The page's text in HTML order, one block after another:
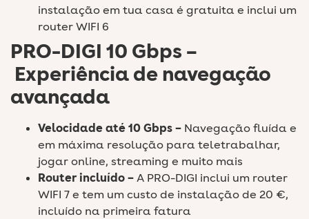
instalação em tua casa é gratuita e inclui um
router WIFI 6
PRO-DIGI 10 Gbps –
Experiência de navegação
avançada
Velocidade até 10 Gbps – Navegação fluída e
em máxima resolução para teletrabalhar,
jogar online, streaming e muito mais
Router incluído –A PRO-DIGI inclui um router
WIFI 7 e tem um custo de instalação de 20 €,
incluído na primeira fatura